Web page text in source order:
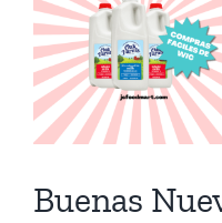
Buenas